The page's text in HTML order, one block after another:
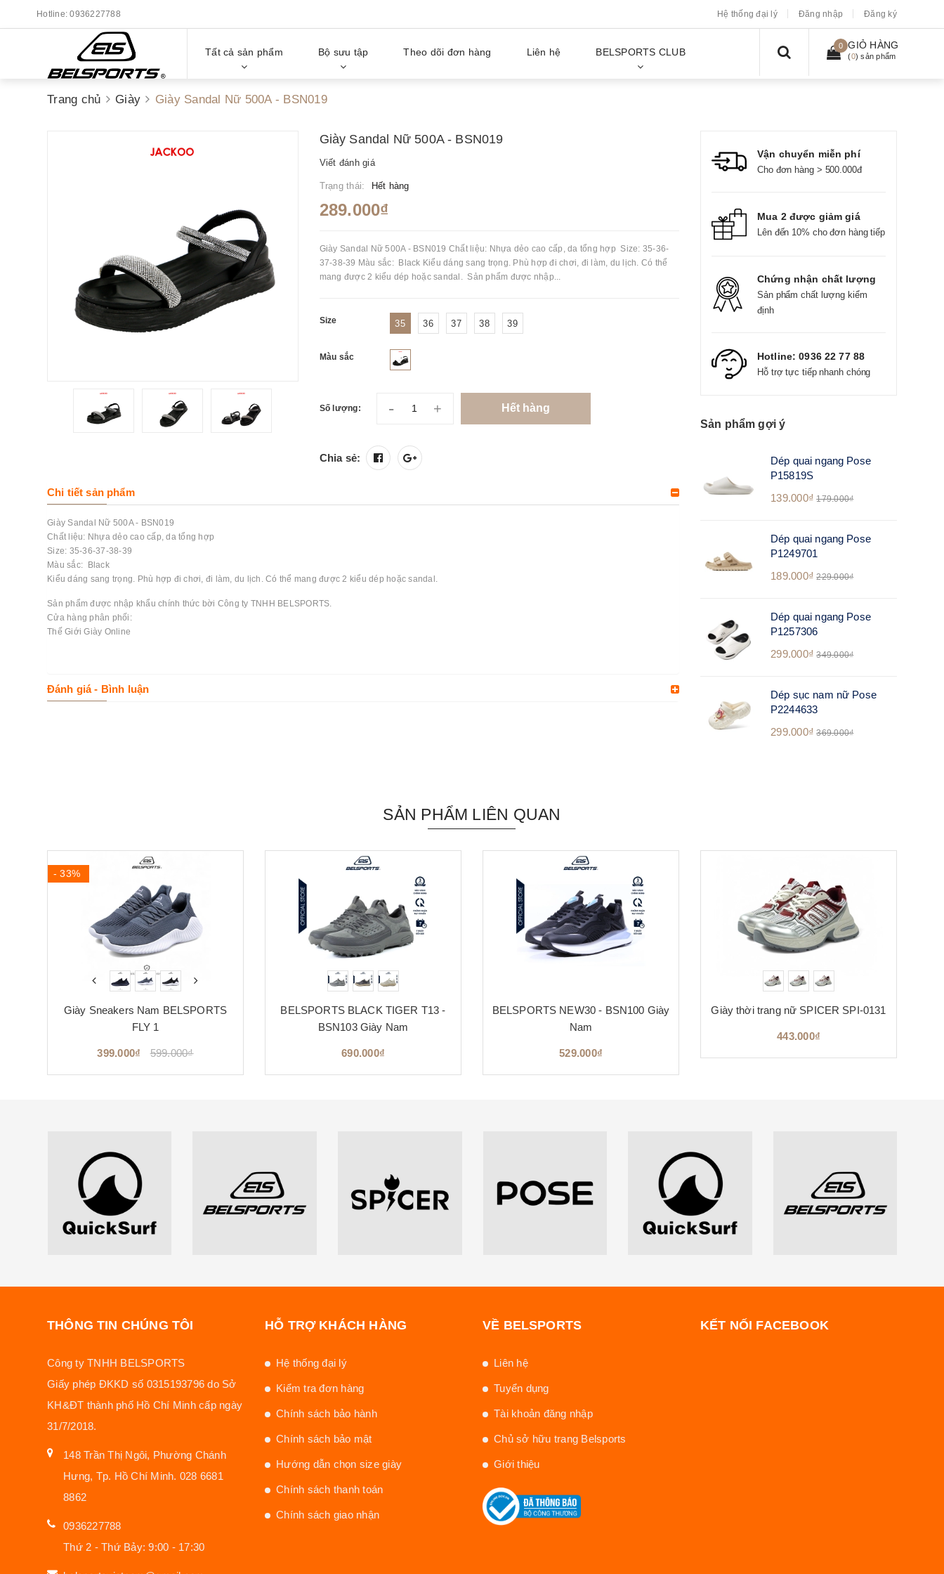
Hotline:0936227788 Hệ thống đại lý Đăng nhập Đăng ký
Tất cả sản phẩm Bộ sưu tập Theo dõi đơn hàng Liên hệ BELSPORTS CLUB
0 GIỎ HÀNG
(0) sản phẩm
Trang chủ Giày Giày Sandal Nữ 500A - BSN019
Giày Sandal Nữ 500A - BSN019
Viết đánh giá
Trạng thái: Hết hàng
289.000₫
Giày Sandal Nữ 500A - BSN019 Chất liệu: Nhựa dẻo cao cấp, da tổng hợp Size: 35-36-
37-38-39 Màu sắc: Black Kiểu dáng sang trọng. Phù hợp đi chơi, đi làm, du lịch. Có thể
mang được 2 kiểu dép hoặc sandal. Sản phẩm được nhập...
Size 35 36 37 38 39
Màu sắc
Số lượng: - + Hết hàng
Chia sẻ:
Chi tiết sản phẩm
Giày Sandal Nữ 500A - BSN019
Chất liệu: Nhựa dẻo cao cấp, da tổng hợp
Size: 35-36-37-38-39
Màu sắc: Black
Kiểu dáng sang trọng. Phù hợp đi chơi, đi làm, du lịch. Có thể mang được 2 kiểu dép hoặc sandal.
Sản phẩm được nhập khẩu chính thức bời Công ty TNHH BELSPORTS.
Cửa hàng phân phối:
Thế Giới Giày Online
Đánh giá - Bình luận
Vận chuyển miễn phí
Cho đơn hàng > 500.000đ
Mua 2 được giảm giá
Lên đến 10% cho đơn hàng tiếp
Chứng nhận chất lượng
Sản phẩm chất lượng kiểm
định
Hotline:0936 22 77 88
Hỗ trợ tực tiếp nhanh chóng
Sản phẩm gợi ý
Dép quai ngang Pose
P15819S
139.000₫ 179.000₫
Dép quai ngang Pose
P1249701
189.000₫ 229.000₫
Dép quai ngang Pose
P1257306
299.000₫ 349.000₫
Dép sục nam nữ Pose
P2244633
299.000₫ 369.000₫
SẢN PHẨM LIÊN QUAN
- 33%
Giày Sneakers Nam BELSPORTS
FLY 1
399.000₫ 599.000₫
BELSPORTS BLACK TIGER T13 -
BSN103 Giày Nam
690.000₫
BELSPORTS NEW30 - BSN100 Giày
Nam
529.000₫
Giày thời trang nữ SPICER SPI-0131
443.000₫
THÔNG TIN CHÚNG TÔI
Công ty TNHH BELSPORTS
Giấy phép ĐKKD số 0315193796 do Sở
KH&ĐT thành phố Hồ Chí Minh cấp ngày
31/7/2018.
148 Trần Thị Ngôi, Phường Chánh
Hưng, Tp. Hồ Chí Minh. 028 6681
8862
0936227788
Thứ 2 - Thứ Bảy: 9:00 - 17:30
HỖ TRỢ KHÁCH HÀNG
Hệ thống đại lý
Kiểm tra đơn hàng
Chính sách bảo hành
Chính sách bảo mật
Hướng dẫn chọn size giày
Chính sách thanh toán
Chính sách giao nhận
VỀ BELSPORTS
Liên hệ
Tuyển dụng
Tài khoản đăng nhập
Chủ sở hữu trang Belsports
Giới thiệu
KẾT NỐI FACEBOOK